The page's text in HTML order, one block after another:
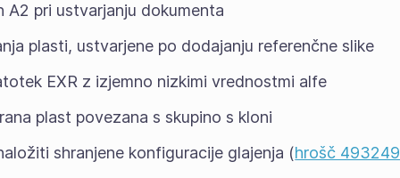
A2 pri ustvarjanju dokumenta
plasti, ustvarjene po dodajanju referenčne slike
EXR z izjemno nizkimi vrednostmi alfe
plast povezana s skupino s kloni
shranjene konfiguracije glajenja (hrošč 493249